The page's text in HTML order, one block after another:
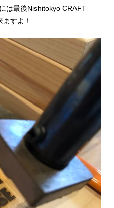
は最後Nishitokyo CRAFT
すよ！